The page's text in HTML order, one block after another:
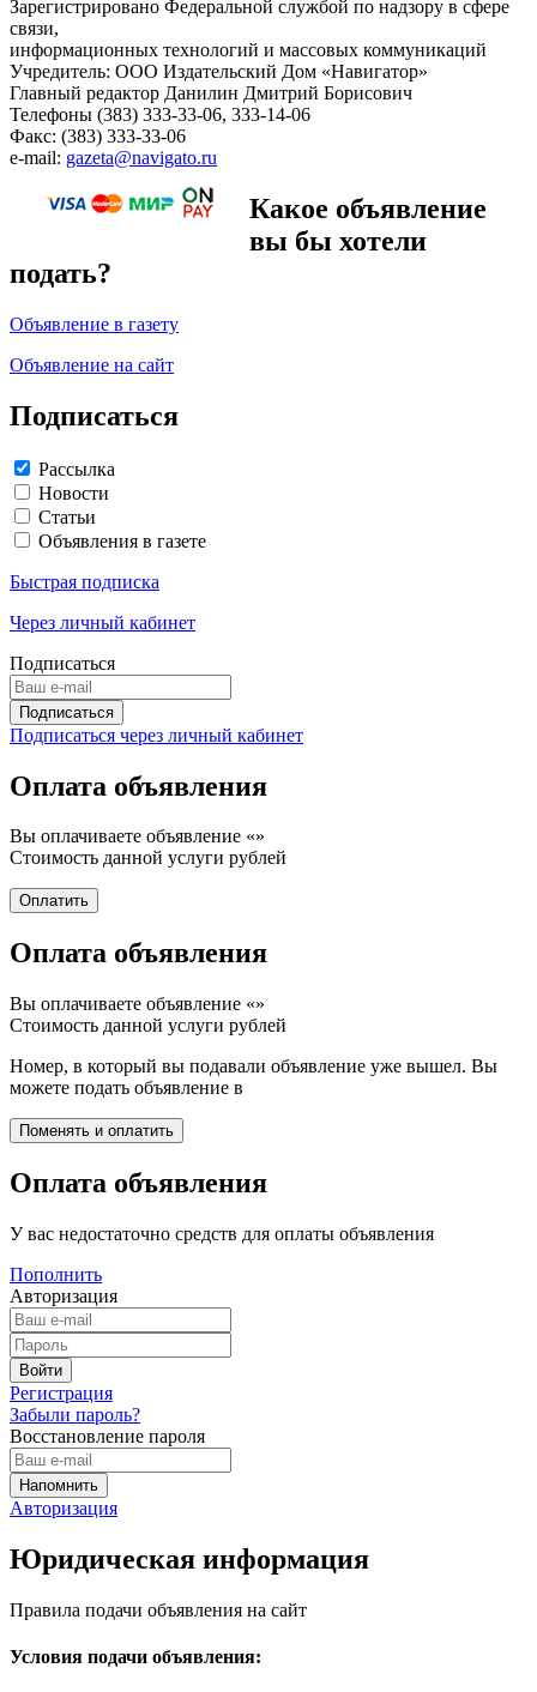
Зарегистрировано Федеральной службой по надзору в сфере
связи,
информационных технологий и массовых коммуникаций
Учредитель: ООО Издательский Дом «Навигатор»
Главный редактор Данилин Дмитрий Борисович
Телефоны (383) 333-33-06, 333-14-06
Факс: (383) 333-33-06
e-mail: gazeta@navigato.ru
Какое объявление
вы бы хотели
подать?
Объявление в газету
Объявление на сайт
Подписаться
Рассылка
Новости
Статьи
Объявления в газете
Быстрая подписка
Через личный кабинет
Подписаться
Подписаться через личный кабинет
Оплата объявления
Вы оплачиваете объявление «»
Стоимость данной услуги рублей
Оплата объявления
Вы оплачиваете объявление «»
Стоимость данной услуги рублей
Номер, в который вы подавали объявление уже вышел. Вы
можете подать объявление в
Оплата объявления
У вас недостаточно средств для оплаты объявления
Пополнить
Авторизация
Регистрация
Забыли пароль?
Восстановление пароля
Авторизация
Юридическая информация
Правила подачи объявления на сайт
Условия подачи объявления: